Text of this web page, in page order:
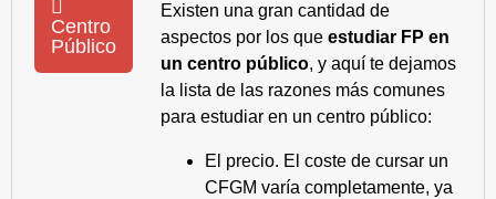
Centro
Público
Existen una gran cantidad de
aspectos por los que estudiar FP en
un centro público, y aquí te dejamos
la lista de las razones más comunes
para estudiar en un centro público:
El precio. El coste de cursar un
CFGM varía completamente, ya